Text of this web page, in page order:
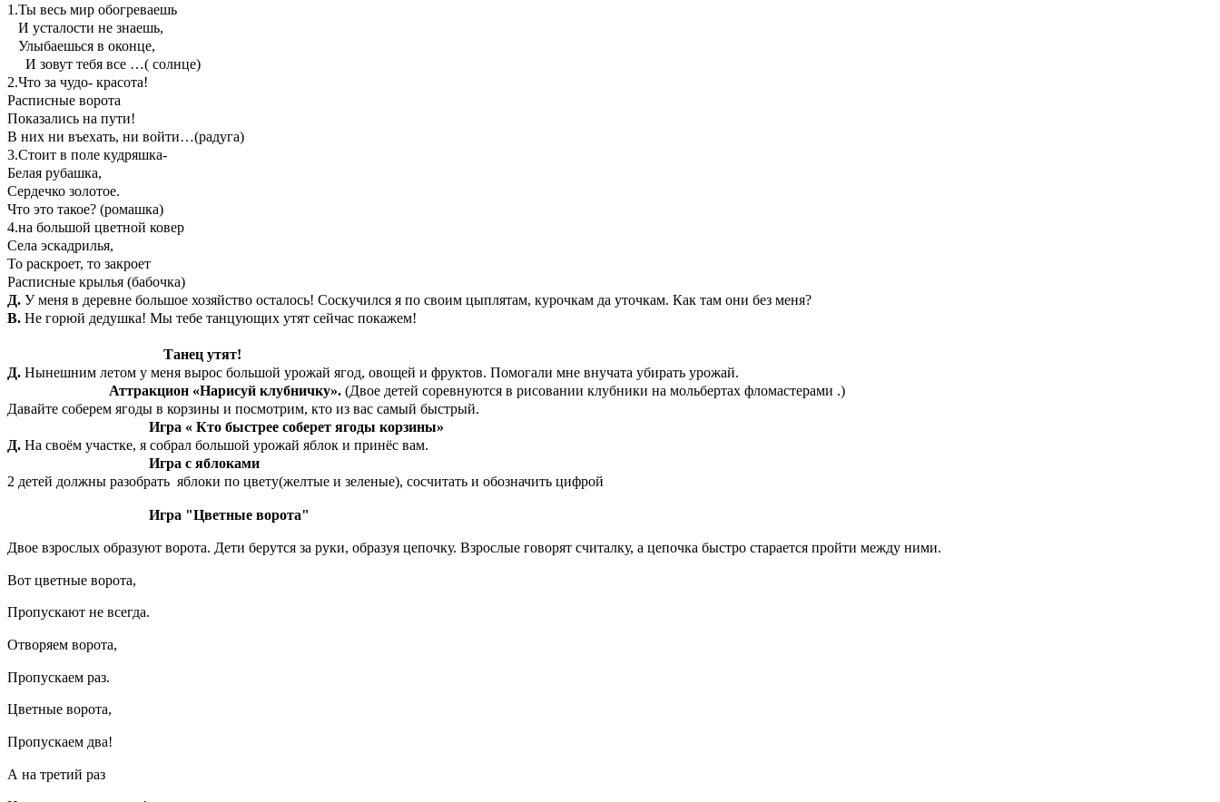
1.Ты весь мир обогреваешь
И усталости не знаешь,
Улыбаешься в оконце,
И зовут тебя все …( солнце)
2.Что за чудо- красота!
Расписные ворота
Показались на пути!
В них ни въехать, ни войти…(радуга)
3.Стоит в поле кудряшка-
Белая рубашка,
Сердечко золотое.
Что это такое? (ромашка)
4.на большой цветной ковер
Села эскадрилья,
То раскроет, то закроет
Расписные крылья (бабочка)
Д. У меня в деревне большое хозяйство осталось! Соскучился я по своим цыплятам, курочкам да уточкам. Как там они без меня?
В. Не горюй дедушка! Мы тебе танцующих утят сейчас покажем!
Танец утят!
Д. Нынешним летом у меня вырос большой урожай ягод, овощей и фруктов. Помогали мне внучата убирать урожай.
Аттракцион «Нарисуй клубничку». (Двое детей соревнуются в рисовании клубники на мольбертах фломастерами .)
Давайте соберем ягоды в корзины и посмотрим, кто из вас самый быстрый.
Игра « Кто быстрее соберет ягоды корзины»
Д. На своём участке, я собрал большой урожай яблок и принёс вам.
Игра с яблоками
2 детей должны разобрать яблоки по цвету(желтые и зеленые), сосчитать и обозначить цифрой
Игра "Цветные ворота"
Двое взрослых образуют ворота. Дети берутся за руки, образуя цепочку. Взрослые говорят считалку, а цепочка быстро старается пройти между ними.
Вот цветные ворота,
Пропускают не всегда.
Отворяем ворота,
Пропускаем раз.
Цветные ворота,
Пропускаем два!
А на третий раз